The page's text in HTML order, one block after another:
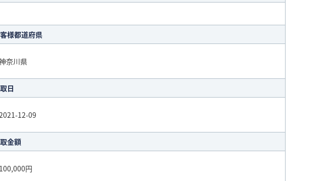
様都道府県
奈川県
日
12-09
金額
100,000円